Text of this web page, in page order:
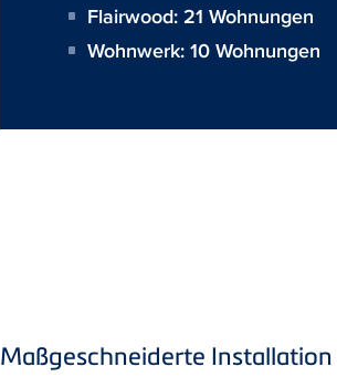
Flairwood: 21 Wohnungen
Wohnwerk: 10 Wohnungen
Maßgeschneiderte